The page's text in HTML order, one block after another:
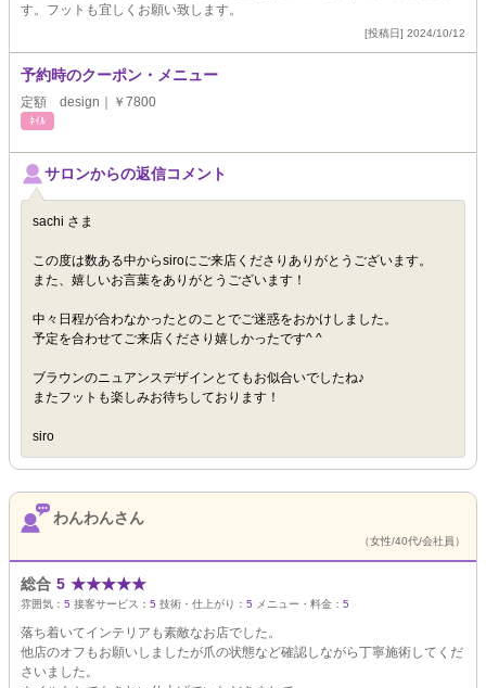
す。フットも宜しくお願い致します。
[投稿日] 2024/10/12
予約時のクーポン・メニュー
定額 design｜￥7800
ﾈｲﾙ
サロンからの返信コメント
sachi さま
この度は数ある中からsiroにご来店くださりありがとうございます。
また、嬉しいお言葉をありがとうございます！
中々日程が合わなかったとのことでご迷惑をおかけしました。
予定を合わせてご来店くださり嬉しかったです^ ^
ブラウンのニュアンスデザインとてもお似合いでしたね♪
またフットも楽しみお待ちしております！
siro
わんわんさん
（女性/40代/会社員）
総合 5 ★★★★★
雰囲気： 5 接客サービス： 5 技術・仕上がり： 5 メニュー・料金： 5
落ち着いてインテリアも素敵なお店でした。
他店のオフもお願いしましたが爪の状態など確認しながら丁寧施術してくだ
さいました。